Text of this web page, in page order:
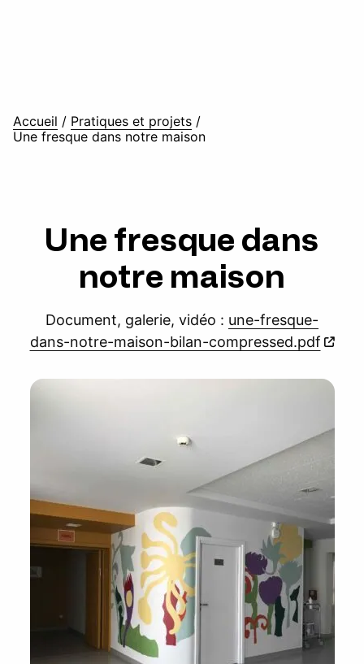
Accueil / Pratiques et projets /
Une fresque dans notre maison
Une fresque dans
notre maison
Document, galerie, vidéo : une-fresque-
dans-notre-maison-bilan-compressed.pdf